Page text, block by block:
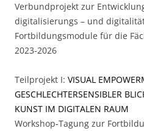
Verbundprojekt zur
digitalisierungs – und
Fortbildungsmodule für die
2023-2026
Teilprojekt I: VISUAL
GESCHLECHTERSENSIBLER
KUNST IM DIGITALEN RAUM
Workshop-Tagung zur